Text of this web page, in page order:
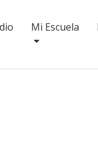
Mi Escuela